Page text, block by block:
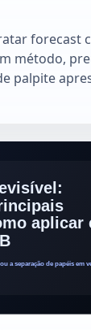
forecast
método,
palpite